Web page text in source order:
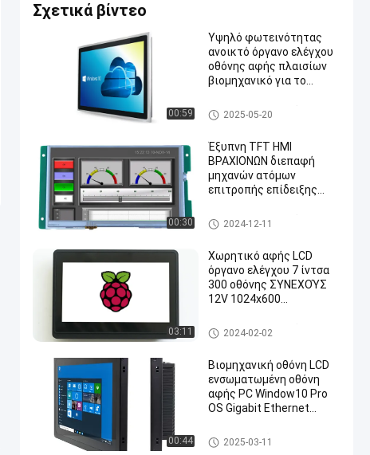
Σχετικά βίντεο
00:59
Υψηλό φωτεινότητας
ανοικτό όργανο ελέγχου
οθόνης αφής πλαισίων
βιομηχανικό για το
Open Frame LCD οθόνη
2025-05-20
00:30
Έξυπνη TFT HMI
ΒΡΑΧΙΟΝΩΝ διεπαφή
μηχανών ατόμων
επιτροπής επίδειξης
Open Frame LCD οθόνη
2024-12-11
03:11
Χωρητικό αφής LCD
όργανο ελέγχου 7 ίντσα
300 οθόνης ΣΥΝΕΧΟΎΣ
12V 1024x600
Open Frame LCD οθόνη
2024-02-02
00:44
Βιομηχανική οθόνη LCD
ενσωματωμένη οθόνη
αφής PC Window10 Pro
OS Gigabit Ethernet
ενσωματωμένο PC επιτροπή
ς αφής
2025-03-11